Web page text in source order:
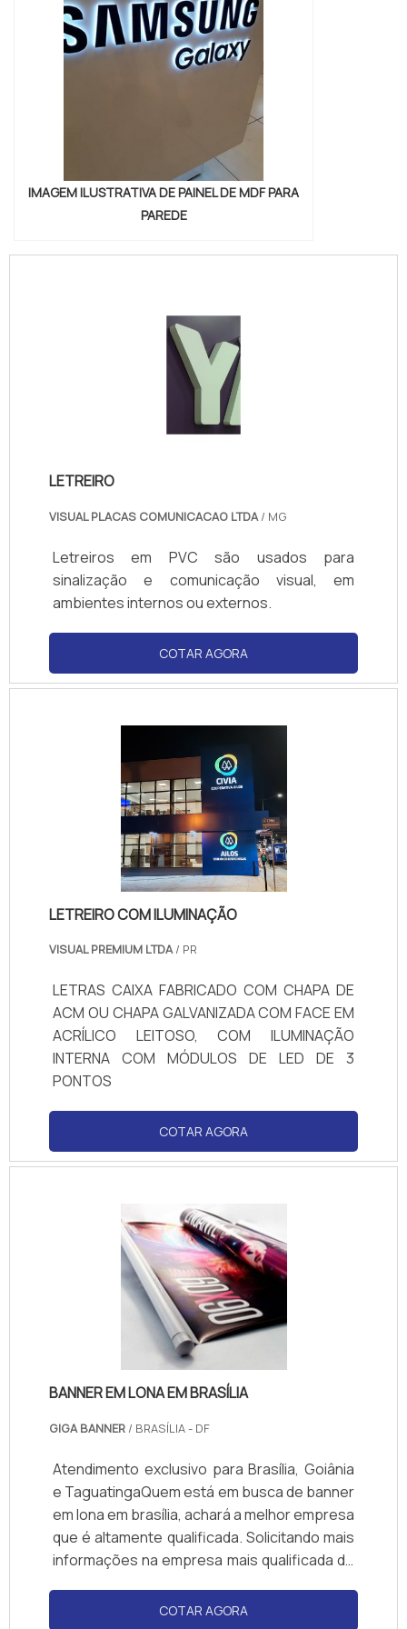
IMAGEM ILUSTRATIVA DE PAINEL DE MDF PARA
PAREDE
LETREIRO
VISUAL PLACAS COMUNICACAO LTDA / MG
Letreiros em PVC são usados para
sinalização e comunicação visual, em
ambientes internos ou externos.
COTAR AGORA
LETREIRO COM ILUMINAÇÃO
VISUAL PREMIUM LTDA/ PR
LETRAS CAIXA FABRICADO COM CHAPA DE
ACM OU CHAPA GALVANIZADA COM FACE EM
ACRÍLICO LEITOSO, COM ILUMINAÇÃO
INTERNA COM MÓDULOS DE LED DE 3
PONTOS
COTAR AGORA
BANNER EM LONA EM BRASÍLIA
GIGA BANNER / BRASÍLIA - DF
Atendimento exclusivo para Brasília, Goiânia
e TaguatingaQuem está em busca de banner
em lona em brasília, achará a melhor empresa
que é altamente qualificada. Solicitando mais
informações na empresa mais qualificada do
qualidade e custo benefício. Quando o
COTAR AGORA